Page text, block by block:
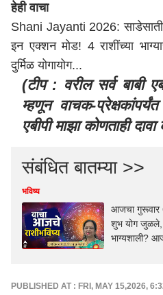
हेही वाचा
Shani Jayanti 2026:
इन एक्शन मोड! 4 राशींच्या
दुर्मिळ योगायोग...
(टीप : वरील सर्व बाबी
म्हणून वाचक-
एबीपी माझा कोणताही
संबंधित बातम्या >>
भविष्य
आजचा गुरूवार 6
शुभ योग जुळले,
भाग्यशाली?
PUBLISHED AT : FRI, MAY 15,2026,